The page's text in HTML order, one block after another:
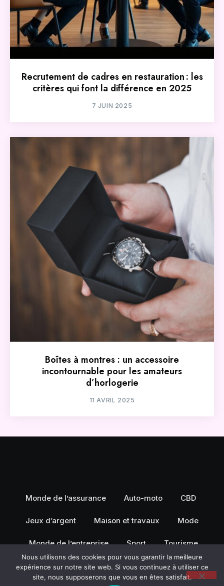
Recrutement de cadres en restauration : les
critères qui font la différence en 2025
7 JUIN 2025
Boîtes à montres : un accessoire
incontournable pour les amateurs
d’horlogerie
11 AVRIL 2025
Monde de l’assurance Auto-moto CBD
Jeux d’argent Maison et travaux Mode
Monde de l’entreprise Sport Tourisme
Nous utilisons des cookies pour vous garantir la meilleure
expérience sur notre site web. Si vous continuez à utiliser ce
site, nous supposerons que vous en êtes satisfait.